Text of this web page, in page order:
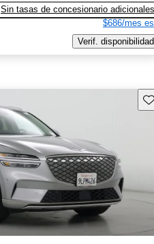
Sin tasas de concesionario adicionales
$686/mes
Verif. disponibilidad